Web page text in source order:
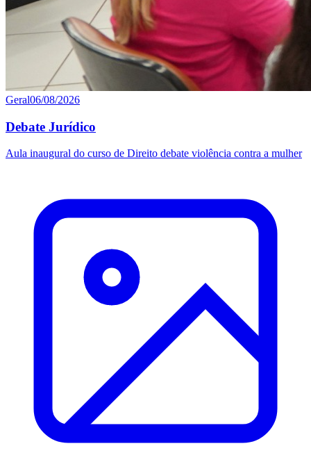
Geral06/08/2026
Debate Jurídico
Aula inaugural do curso de Direito debate violência contra a mulher